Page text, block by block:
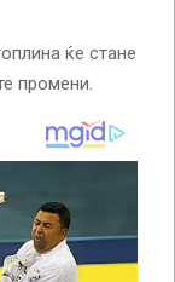
ќе стане
промени.